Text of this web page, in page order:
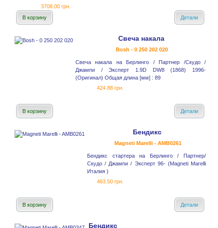
3708.00 грн.
В корзину
Детали
Свеча накала
Bosh - 0 250 202 020
Свеча накала на Берлинго / Партнер /Скудо /
Джампи / Эксперт 1.9D DW8 (1868) 1996-
(Оригинал) Общая длина [мм] : 89
424.88 грн.
В корзину Детали
Бендикс
Magneti Marelli - AMB0261
Бендикс стартера на Берлинго / Партнер/
Скудо / Джампи / Эксперт 96- (Magneti Marelli
Италия )
463.50 грн.
В корзину Детали
Бендикс